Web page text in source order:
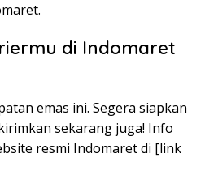
di Indomaret
emas ini. Segera siapkan
sekarang juga! Info
resmi Indomaret di [link